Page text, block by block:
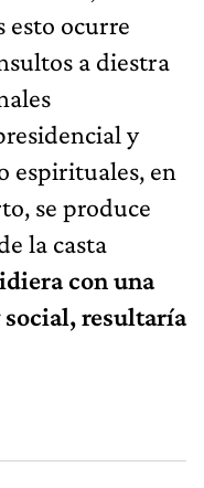
esto ocurre
a diestra
y
espirituales, en
se produce
la casta
con una
social, resultaría